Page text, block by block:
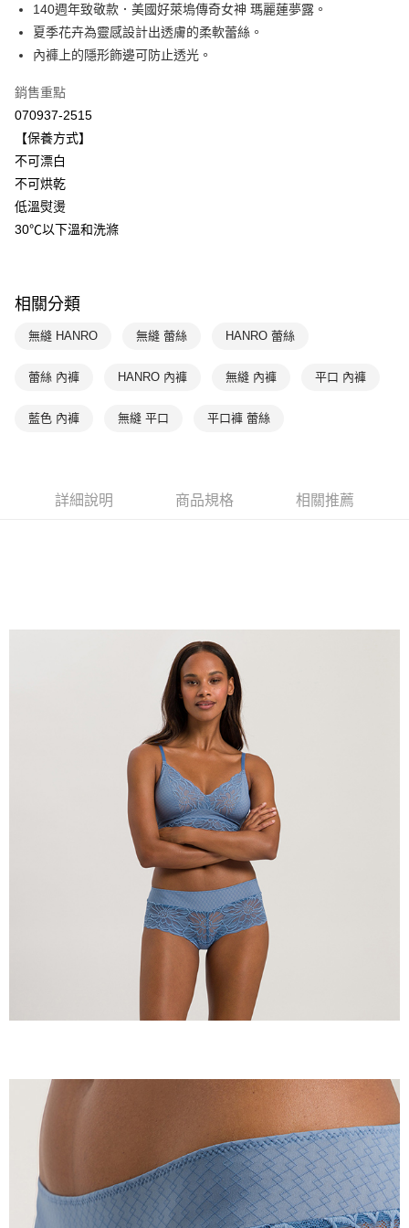
國泰世華商業銀行
兆豐國際商業銀行
臺灣中小企業銀行
台中商業銀行
匯豐（台灣）商業銀行
聯邦商業銀行
元大商業銀行
台新國際商業銀行
台灣樂天信用卡公司
悠遊付
全盈+PAY
ATM付款
運送方式
付款後全家取貨-以PackAge+配客嘉循環箱包裝寄出
每筆NT$90，滿NT$1,000(含以上)免運費
付款後萊爾富取貨
每筆NT$90，滿NT$1,000(含以上)免運費
宅配
140週年致敬款．美國好萊塢傳奇女神 瑪麗蓮夢露。
夏季花卉為靈感設計出透膚的柔軟蕾絲。
內褲上的隱形飾邊可防止透光。
銷售重點
070937-2515
【保養方式】
不可漂白
不可烘乾
低溫熨燙
30℃以下溫和洗滌
相關分類
無縫 HANRO 無縫 蕾絲 HANRO 蕾絲
蕾絲 內褲 HANRO 內褲 無縫 內褲 平口 內褲
藍色 內褲 無縫 平口 平口褲 蕾絲
詳細說明 商品規格 相關推薦